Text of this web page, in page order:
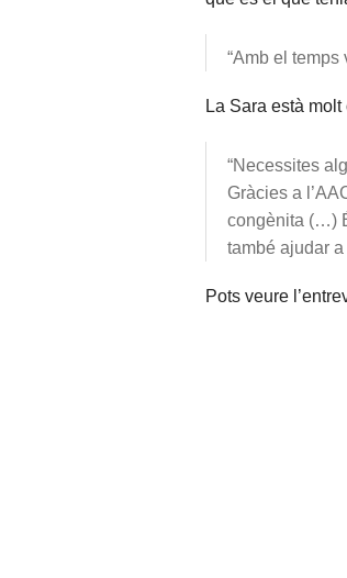
“Amb el
La Sara està
“Necessites
Gràcies a
congènita (…)
també ajudar
Pots veure